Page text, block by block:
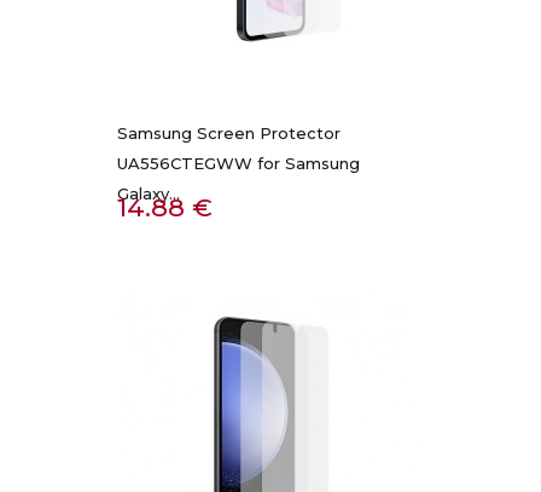
Samsung Screen Protector
UA556CTEGWW for Samsung
Galaxy...
Kaina
14.88 €